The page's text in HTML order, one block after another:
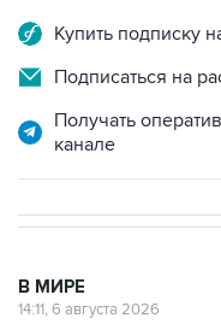
Купить подписку
Подписаться на
Получать
канале
В МИРЕ
14:11, 6 августа 2026